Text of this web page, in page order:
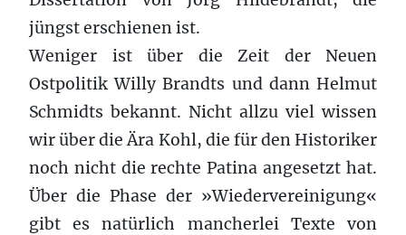
jüngst erschienen ist.
Weniger ist über die Zeit der Neuen
Ostpolitik Willy Brandts und dann Helmut
Schmidts bekannt. Nicht allzu viel wissen
wir über die Ära Kohl, die für den Historiker
noch nicht die rechte Patina angesetzt hat.
Über die Phase der »Wiedervereinigung«
gibt es natürlich mancherlei Texte von